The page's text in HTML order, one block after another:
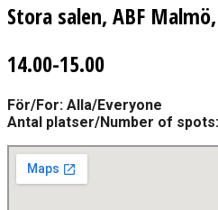
Stora salen, ABF
14.00-15.00
För/For: Alla/Everyone
Antal platser/Number of